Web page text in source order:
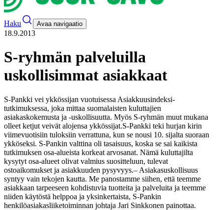
Haku Avaa navigaatio
18.9.2013
S-ryhmän palveluilla
uskollisimmat asiakkaat
S-Pankki vei ykkössijan vuotuisessa Asiakkuusindeksi-
tutkimuksessa, joka mittaa suomalaisten kuluttajien
asiakaskokemusta ja -uskollisuutta. Myös S-ryhmän muut mukana
olleet ketjut veivät alojensa ykkössijat.S-Pankki teki hurjan kirin
viimevuotisiin tuloksiin verrattuna, kun se nousi 10. sijalta suoraan
ykköseksi. S-Pankin valttina oli tasaisuus, koska se sai kaikista
tutkimuksen osa-alueista korkeat arvosanat. Nämä kuluttajilta
kysytyt osa-alueet olivat valmius suositteluun, tulevat
ostoaikomukset ja asiakkuuden pysyvyys.– Asiakasuskollisuus
syntyy vain tekojen kautta. Me panostamme siihen, että teemme
asiakkaan tarpeeseen kohdistuvia tuotteita ja palveluita ja teemme
niiden käytöstä helppoa ja yksinkertaista, S-Pankin
henkilöasiakasliiketoiminnan johtaja Jari Sinkkonen painottaa.